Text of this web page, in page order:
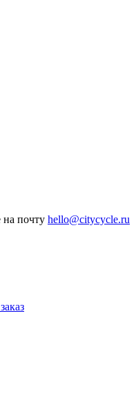
почту hello@citycycle.ru